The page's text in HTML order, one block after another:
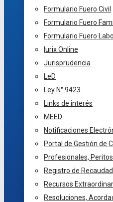
Formulario Fuero Civil
Formulario Fuero
Formulario Fuero
Iurix Online
Jurisprudencia
LeD
Ley N° 9423
Links de interés
MEED
Notificaciones
Portal de Gestión de
Profesionales,
Registro de
Recursos
Resoluciones,